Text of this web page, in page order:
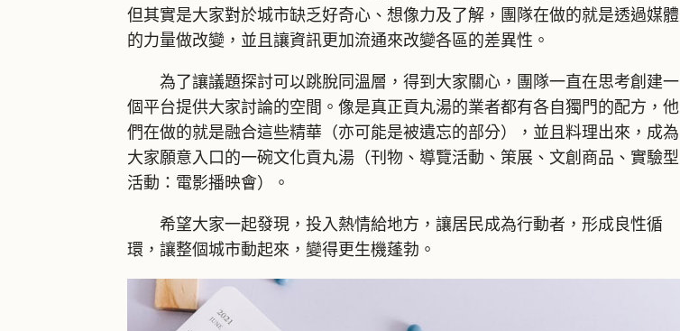
但其實是大家對於城市缺乏好奇心、想像力及了解，團隊在做的就是透過媒體
的力量做改變，並且讓資訊更加流通來改變各區的差異性。
為了讓議題探討可以跳脫同溫層，得到大家關心，團隊一直在思考創建一
個平台提供大家討論的空間。像是真正貢丸湯的業者都有各自獨門的配方，他
們在做的就是融合這些精華（亦可能是被遺忘的部分），並且料理出來，成為
大家願意入口的一碗文化貢丸湯（刊物、導覽活動、策展、文創商品、實驗型
活動：電影播映會）。
希望大家一起發現，投入熱情給地方，讓居民成為行動者，形成良性循
環，讓整個城市動起來，變得更生機蓬勃。